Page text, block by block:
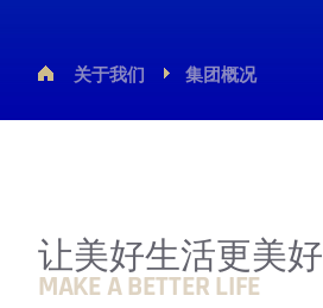
关于我们 集团概况
让美好生活更美好
MAKE A BETTER LIFE